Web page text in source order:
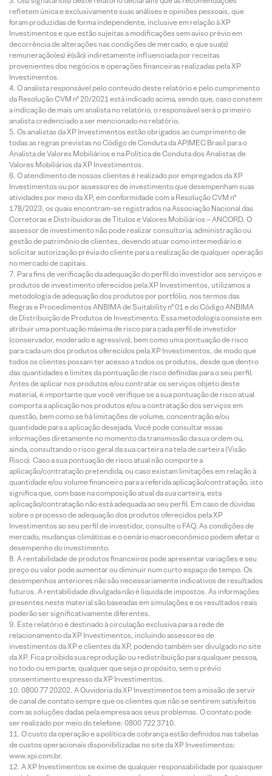
refletem única e exclusivamente suas análises e opiniões pessoais, que
foram produzidas de forma independente, inclusive em relação à XP
Investimentos e que estão sujeitas a modificações sem aviso prévio em
decorrência de alterações nas condições de mercado, e que sua(s)
remuneração(es) é(são) indiretamente influenciada por receitas
provenientes dos negócios e operações financeiras realizadas pela XP
Investimentos.
O analista responsável pelo conteúdo deste relatório e pelo cumprimento
da Resolução CVM nº 20/2021 está indicado acima, sendo que, caso constem
a indicação de mais um analista no relatório, o responsável será o primeiro
analista credenciado a ser mencionado no relatório.
Os analistas da XP Investimentos estão obrigados ao cumprimento de
todas as regras previstas no Código de Conduta da APIMEC Brasil para o
Analista de Valores Mobiliários e na Política de Conduta dos Analistas de
Valores Mobiliários da XP Investimentos.
O atendimento de nossos clientes é realizado por empregados da XP
Investimentos ou por assessores de investimento que desempenham suas
atividades por meio da XP, em conformidade com a Resolução CVM nº
178/2023, os quais encontram-se registrados na Associação Nacional das
Corretoras e Distribuidoras de Títulos e Valores Mobiliários – ANCORD. O
assessor de investimento não pode realizar consultoria, administração ou
gestão de patrimônio de clientes, devendo atuar como intermediário e
solicitar autorização prévia do cliente para a realização de qualquer operação
no mercado de capitais.
Para fins de verificação da adequação do perfil do investidor aos serviços e
produtos de investimento oferecidos pela XP Investimentos, utilizamos a
metodologia de adequação dos produtos por portfólio, nos termos das
Regras e Procedimentos ANBIMA de Suitability nº 01 e do Código ANBIMA
de Distribuição de Produtos de Investimento. Essa metodologia consiste em
atribuir uma pontuação máxima de risco para cada perfil de investidor
(conservador, moderado e agressivo), bem como uma pontuação de risco
para cada um dos produtos oferecidos pela XP Investimentos, de modo que
todos os clientes possam ter acesso a todos os produtos, desde que dentro
das quantidades e limites da pontuação de risco definidas para o seu perfil.
Antes de aplicar nos produtos e/ou contratar os serviços objeto deste
material, é importante que você verifique se a sua pontuação de risco atual
comporta a aplicação nos produtos e/ou a contratação dos serviços em
questão, bem como se há limitações de volume, concentração e/ou
quantidade para a aplicação desejada. Você pode consultar essas
informações diretamente no momento da transmissão da sua ordem ou,
ainda, consultando o risco geral da sua carteira na tela de carteira (Visão
Risco). Caso a sua pontuação de risco atual não comporte a
aplicação/contratação pretendida, ou caso existam limitações em relação à
quantidade e/ou volume financeiro para a referida aplicação/contratação, isto
significa que, com base na composição atual da sua carteira, esta
aplicação/contratação não está adequada ao seu perfil. Em caso de dúvidas
sobre o processo de adequação dos produtos oferecidos pela XP
Investimentos ao seu perfil de investidor, consulte o FAQ. As condições de
mercado, mudanças climáticas e o cenário macroeconômico podem afetar o
desempenho do investimento.
A rentabilidade de produtos financeiros pode apresentar variações e seu
preço ou valor pode aumentar ou diminuir num curto espaço de tempo. Os
desempenhos anteriores não são necessariamente indicativos de resultados
futuros. A rentabilidade divulgada não é líquida de impostos. As informações
presentes neste material são baseadas em simulações e os resultados reais
poderão ser significativamente diferentes.
Este relatório é destinado à circulação exclusiva para a rede de
relacionamento da XP Investimentos, incluindo assessores de
investimentos da XP e clientes da XP, podendo também ser divulgado no site
da XP. Fica proibida sua reprodução ou redistribuição para qualquer pessoa,
no todo ou em parte, qualquer que seja o propósito, sem o prévio
consentimento expresso da XP Investimentos.
0800 77 20202. A Ouvidoria da XP Investimentos tem a missão de servir
de canal de contato sempre que os clientes que não se sentirem satisfeitos
com as soluções dadas pela empresa aos seus problemas. O contato pode
ser realizado por meio do telefone: 0800 722 3710.
O custo da operação e a política de cobrança estão definidos nas tabelas
de custos operacionais disponibilizadas no site da XP Investimentos:
www.xpi.com.br.
A XP Investimentos se exime de qualquer responsabilidade por quaisquer